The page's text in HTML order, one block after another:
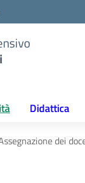
Didattica
dei